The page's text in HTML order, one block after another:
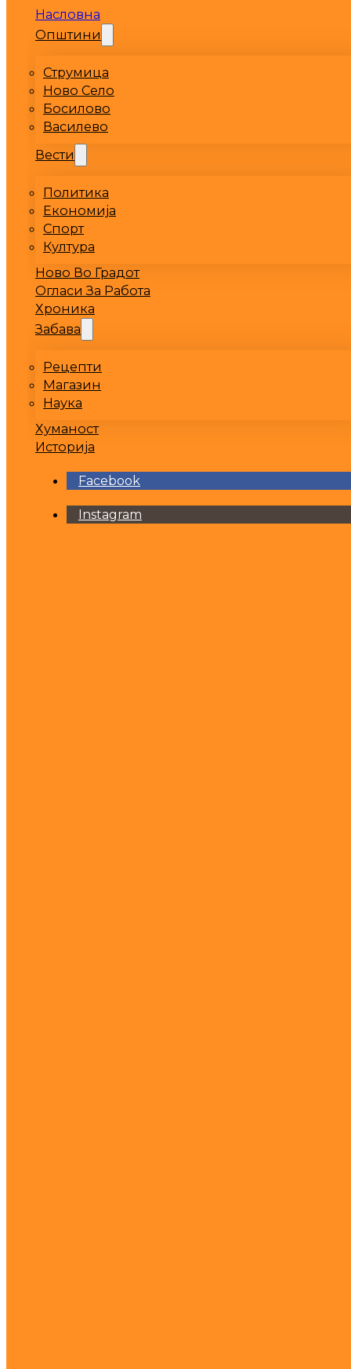
Насловна
Општини
Струмица
Ново Село
Босилово
Василево
Вести
Политика
Економија
Спорт
Култура
Ново Во Градот
Огласи За Работа
Хроника
Забава
Рецепти
Магазин
Наука
Хуманост
Историја
Facebook
Instagram